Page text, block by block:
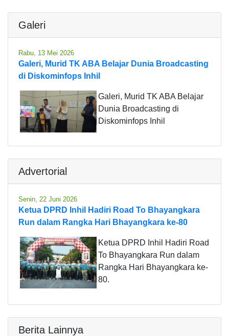
Galeri
Rabu, 13 Mei 2026
Galeri, Murid TK ABA Belajar Dunia Broadcasting
di Diskominfops Inhil
Galeri, Murid TK ABA Belajar
Dunia Broadcasting di
Diskominfops Inhil
Advertorial
Senin, 22 Juni 2026
Ketua DPRD Inhil Hadiri Road To Bhayangkara
Run dalam Rangka Hari Bhayangkara ke-80
Ketua DPRD Inhil Hadiri Road
To Bhayangkara Run dalam
Rangka Hari Bhayangkara ke-
80.
Berita Lainnya